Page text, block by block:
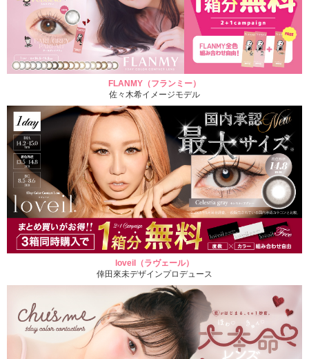
FLANMY（フランミー）
佐々木希イメージモデル
loveil（ラヴェール）
倖田來未デザインプロデュース